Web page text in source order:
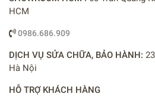
HCM
0986.686.909
DỊCH VỤ SỬA CHỮA, BẢO HÀNH:
Hà Nội
HỖ TRỢ KHÁCH HÀNG